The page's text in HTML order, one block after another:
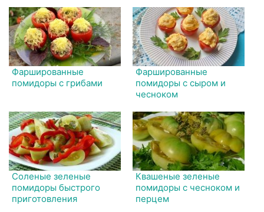
Фаршированные
помидоры с грибами
Фаршированные
помидоры с сыром и
чесноком
Соленые зеленые
помидоры быстрого
приготовления
Квашеные зеленые
помидоры с чесноком и
перцем